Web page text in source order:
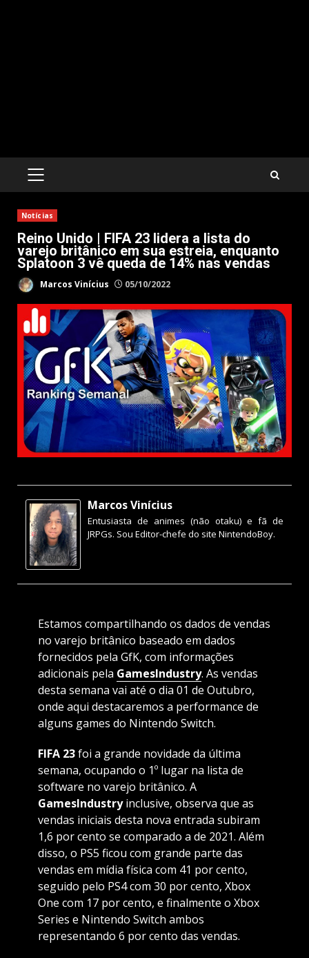
PRIMARY
Notícias
Reino Unido | FIFA 23 lidera a lista do
varejo britânico em sua estreia, enquanto
Splatoon 3 vê queda de 14% nas vendas
Marcos Vinícius 05/10/2022
Marcos Vinícius
Entusiasta de animes (não otaku) e fã de
JRPGs. Sou Editor-chefe do site NintendoBoy.
Estamos compartilhando os dados de vendas
no varejo britânico baseado em dados
fornecidos pela GfK, com informações
adicionais pela GamesIndustry. As vendas
desta semana vai até o dia 01 de Outubro,
onde aqui destacaremos a performance de
alguns games do Nintendo Switch.
FIFA 23foi a grande novidade da última
semana, ocupando o 1º lugar na lista de
software no varejo britânico. A
GamesIndustryinclusive, observa que as
vendas iniciais desta nova entrada subiram
1,6 por cento se comparado a de 2021. Além
disso, o PS5 ficou com grande parte das
vendas em mídia física com 41 por cento,
seguido pelo PS4 com 30 por cento, Xbox
One com 17 por cento, e finalmente o Xbox
Series e Nintendo Switch ambos
representando 6 por cento das vendas.